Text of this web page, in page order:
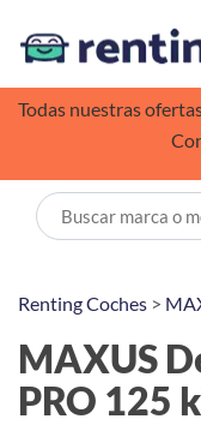
Todas nuestras
Renting Coches >
MAXUS
PRO 125